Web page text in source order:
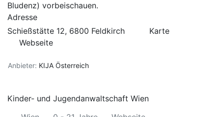
Bludenz) vorbeischauen.
Adresse
Schießstätte 12, 6800 Feldkirch
Karte
Webseite
Anbieter: KIJA Österreich
Kinder- und Jugendanwaltschaft Wien